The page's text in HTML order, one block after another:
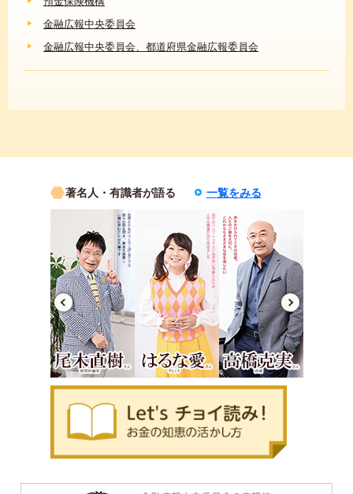
金融広報中央委員会
金融広報中央委員会、都道府県金融広報委員会
著名人・有識者が語る 一覧をみる